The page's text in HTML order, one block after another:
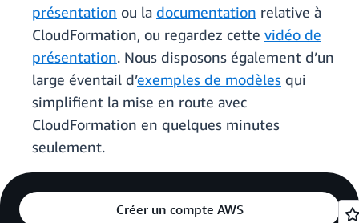
présentation ou la documentation relative à
CloudFormation, ou regardez cette vidéo de
présentation. Nous disposons également d’un
large éventail d’exemples de modèles qui
simplifient la mise en route avec
CloudFormation en quelques minutes
seulement.
Créer un compte AWS